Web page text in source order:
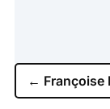
← Françoise